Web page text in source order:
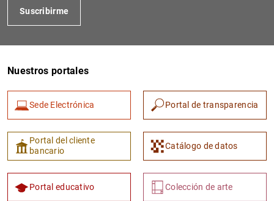
1 2
Suscribirme
Nuestros portales
Sede Electrónica Portal de transparencia
Portal del cliente
bancario
Catálogo de datos
Portal educativo Colección de arte